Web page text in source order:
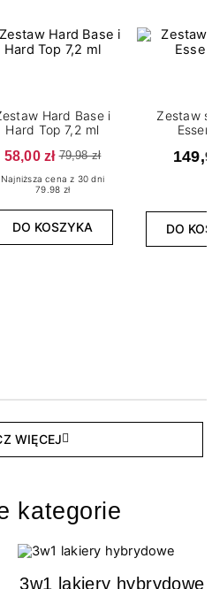
Hard Base i
Hard Top 7,2 ml
58,00 zł 79,98 zł
Najniższa cena z 30 dni
79.98 zł
DO KOSZYKA
Zestaw
DO
WIĘCEJ
kategorie
3w1 lakiery hybrydowe